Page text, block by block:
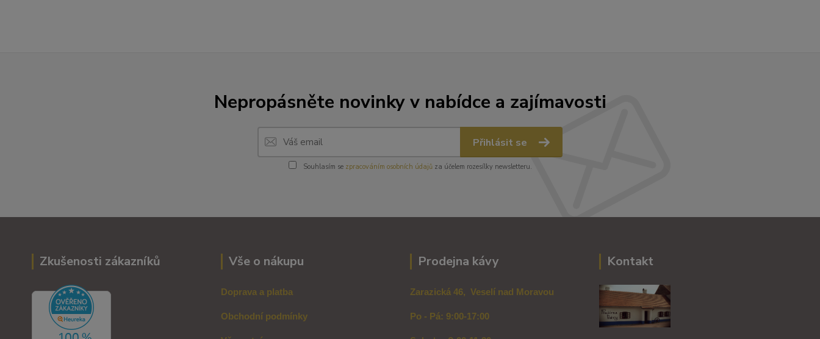
Nepropásněte novinky v nabídce a zajímavosti
Přihlásit se
Souhlasím se zpracováním osobních údajůza účelem rozesílky newsletteru.
Zkušenosti zákazníků Vše o nákupu
Doprava a platba
Obchodní podmínky
Prodejna kávy
Zarazická 46, Veselí nad Moravou
Po - Pá: 9:00-17:00
Kontakt